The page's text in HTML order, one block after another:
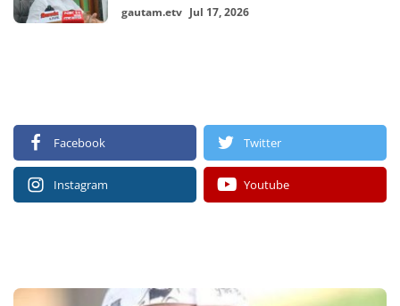
gautam.etv Jul 17, 2026
Facebook Twitter
Instagram Youtube